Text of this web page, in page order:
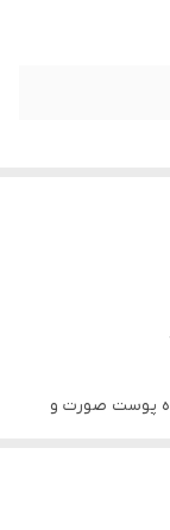
پوست صورت و